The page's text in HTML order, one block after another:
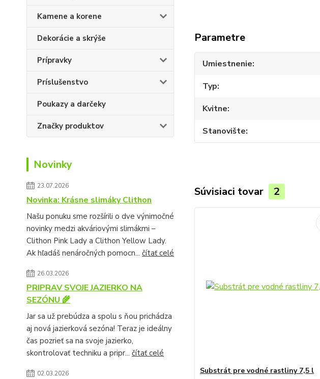
Kamene a korene
Dekorácie a skrýše
Prípravky
Príslušenstvo
Poukazy a darčeky
Značky produktov
Novinky
23.07.2026
Novinka: Krásne slimáky Clithon
Našu ponuku sme rozšírili o dve výnimočné
novinky medzi akváriovými slimákmi –
Clithon Pink Lady a Clithon Yellow Lady.
Ak hľadáš nenáročných pomocn... čítať celé
26.03.2026
PRIPRAV SVOJE JAZIERKO NA
SEZÓNU 🌾
Jar sa už prebúdza a spolu s ňou prichádza
aj nová jazierková sezóna! Teraz je ideálny
čas pozrieť sa na svoje jazierko,
skontrolovať techniku a pripr... čítať celé
02.03.2026
Parametre
Umiestnenie
Typ
Kvitne
Stanovište
Súvisiaci tovar 2
Substrát pre vodné rastliny 7,5 l